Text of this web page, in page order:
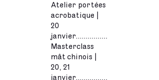
Atelier portées
acrobatique |
20
janvier................
Masterclass
mât chinois |
20, 21
janvier................